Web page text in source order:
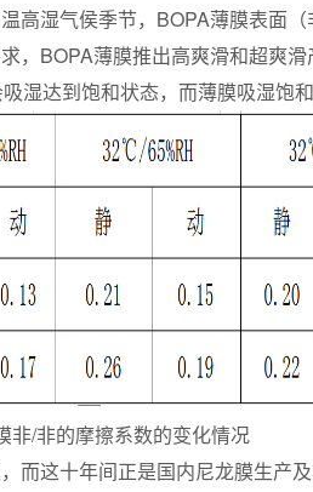
高湿气侯季节，BOPA薄膜表面
，BOPA薄膜推出高爽滑和超爽
湿达到饱和状态，而薄膜吸湿饱
非/非的摩擦系数的变化情况
而这十年间正是国内尼龙膜生产